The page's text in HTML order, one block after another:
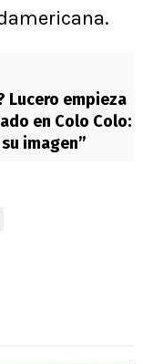
Lucero empieza
en Colo Colo:
imagen”